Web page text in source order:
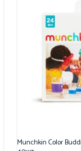
Munchkin Color